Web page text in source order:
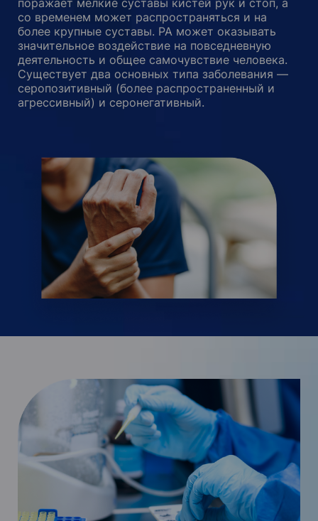
со временем может распространяться и на
более крупные суставы. РА может оказывать
значительное воздействие на повседневную
деятельность и общее самочувствие человека.
Существует два основных типа заболевания —
серопозитивный (более распространенный и
агрессивный) и серонегативный.